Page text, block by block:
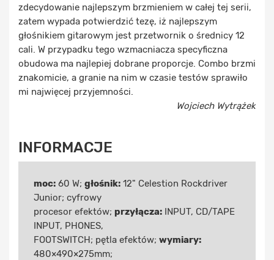
zdecydowanie najlepszym brzmieniem w całej tej serii,
zatem wypada potwierdzić tezę, iż najlepszym
głośnikiem gitarowym jest przetwornik o średnicy 12
cali. W przypadku tego wzmacniacza specyficzna
obudowa ma najlepiej dobrane proporcje. Combo brzmi
znakomicie, a granie na nim w czasie testów sprawiło
mi najwięcej przyjemności.
Wojciech Wytrążek
INFORMACJE
moc: 60 W; głośnik: 12" Celestion Rockdriver
Junior; cyfrowy
procesor efektów; przyłącza: INPUT, CD/TAPE
INPUT, PHONES,
FOOTSWITCH; pętla efektów; wymiary:
480×490×275mm;